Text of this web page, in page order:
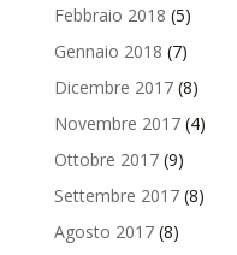
Febbraio 2018 (5)
Gennaio 2018 (7)
Dicembre 2017(8)
Novembre 2017(4)
Ottobre 2017(9)
Settembre 2017(8)
Agosto 2017(8)